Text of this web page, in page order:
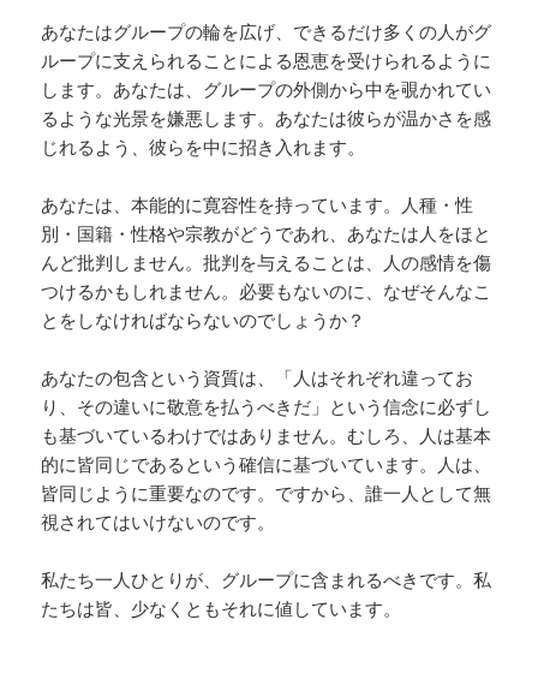
あなたはグループの輪を広げ、できるだけ多くの人がグ
ループに支えられることによる恩恵を受けられるように
します。あなたは、グループの外側から中を覗かれてい
るような光景を嫌悪します。あなたは彼らが温かさを感
じれるよう、彼らを中に招き入れます。
あなたは、本能的に寛容性を持っています。人種・性
別・国籍・性格や宗教がどうであれ、あなたは人をほと
んど批判しません。批判を与えることは、人の感情を傷
つけるかもしれません。必要もないのに、なぜそんなこ
とをしなければならないのでしょうか？
あなたの包含という資質は、「人はそれぞれ違ってお
り、その違いに敬意を払うべきだ」という信念に必ずし
も基づいているわけではありません。むしろ、人は基本
的に皆同じであるという確信に基づいています。人は、
皆同じように重要なのです。ですから、誰一人として無
視されてはいけないのです。
私たち一人ひとりが、グループに含まれるべきです。私
たちは皆、少なくともそれに値しています。